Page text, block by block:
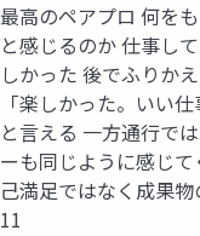
最高のペアプロ 何をも
と感じるのか 仕事し
しかった 後でふりか
「楽しかった。いい仕
と言える 一方通行で
ーも同じように感じ
己満足ではなく成果
11